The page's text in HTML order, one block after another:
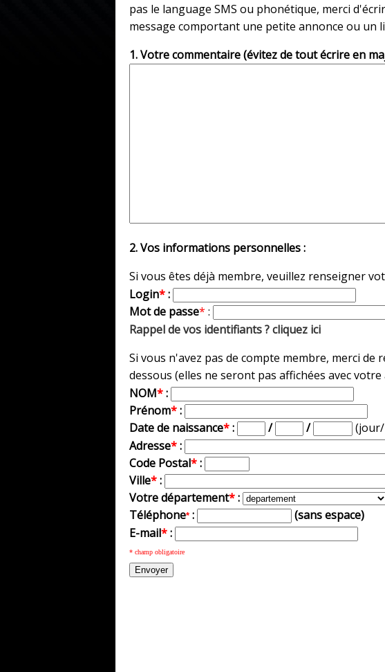
pas le language SMS ou phonétique, merci
message comportant une petite annonce ou un
1. Votre commentaire (évitez de tout écrire en
2. Vos informations personnelles :
Si vous êtes déjà membre, veuillez renseigner
Login*:
Mot de passe* :
Rappel de vos identifiants ? cliquez ici
Si vous n'avez pas de compte membre, merci
dessous (elles ne seront pas affichées avec
NOM*:
Prénom*:
Date de naissance*: / /
Adresse*:
Code Postal*:
Ville*:
Votre département*:
Téléphone* :
(sans espace)
E-mail*:
* champ obligatoire